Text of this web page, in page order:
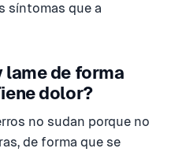
síntomas que a
lame de forma
dolor?
no sudan porque no
de forma que se